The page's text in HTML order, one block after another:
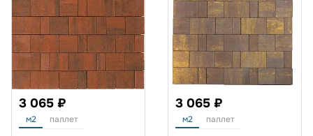
3 065 ₽
м2 паллет
3 065 ₽
м2 паллет